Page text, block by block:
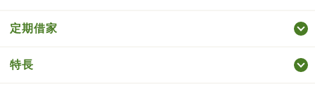
定期借家
特長